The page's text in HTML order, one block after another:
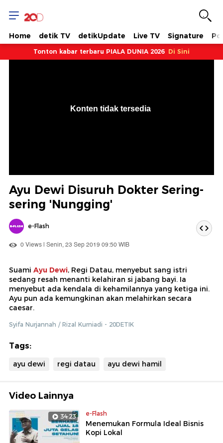
Home detik TV detikUpdate Live TV Signature
Tonton kabar terbaru PIALA DUNIA 2026 Di Sini
Konten tidak tersedia
Ayu Dewi Disuruh Dokter Sering-
sering 'Nungging'
e-Flash
0 Views | Senin, 23 Sep 2019 09:50 WIB
Suami Ayu Dewi, Regi Datau, menyebut sang istri
sedang resah menanti kelahiran si jabang bayi. Ia
menyebut ada kendala di kehamilannya yang ketiga ini.
Ayu pun ada kemungkinan akan melahirkan secara
caesar.
Syifa Nurjannah / Rizal Kurniadi - 20DETIK
Tags:
ayu dewi regi datau ayu dewi hamil
Video Lainnya
34:23 e-Flash
Menemukan Formula Ideal Bisnis
Kopi Lokal